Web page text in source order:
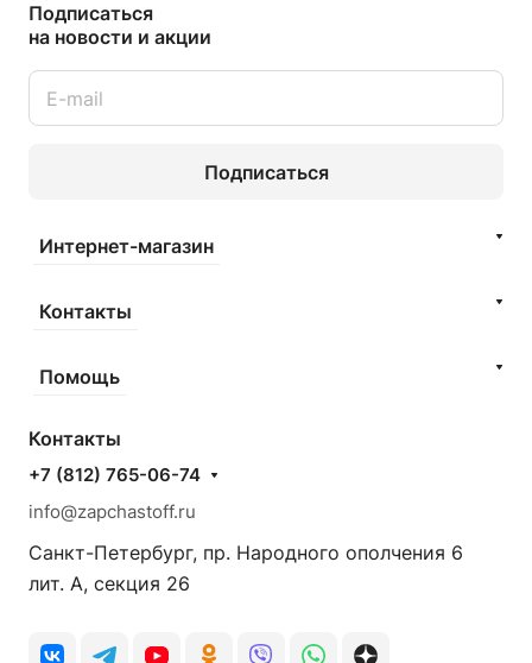
Подписаться
на новости и акции
Подписаться
Интернет-магазин
Контакты
Помощь
Контакты
+7 (812) 765-06-74
info@zapchastoff.ru
Санкт-Петербург, пр. Народного ополчения 6
лит. А, секция 26